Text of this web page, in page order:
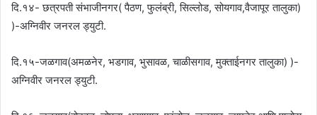
दि.१४- छत्रपती संभाजीनगर( पैठण, फुलंब्री, सिल्लोड, सोयगाव,वैजापूर तालुका)
)-अग्निवीर जनरल ड्युटी.
दि.१५-जळगाव(अमळनेर, भडगाव, भुसावळ, चाळीसगाव, मुक्ताईनगर तालुका) )-
अग्निवीर जनरल ड्युटी.